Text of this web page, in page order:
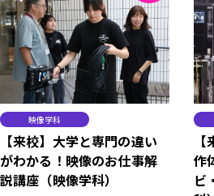
映像学科
【来校】大学と専門の違い
がわかる！映像のお仕事解
説講座（映像学科）
作
ビ